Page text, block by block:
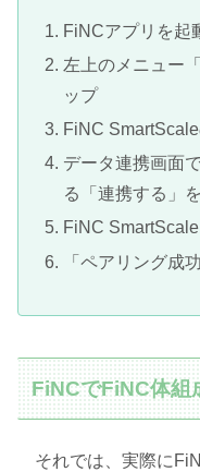
FiNCアプリを起
左上のメニュー
ップ
FiNC SmartScale
データ連携画面
る「連携する」
FiNC
「ペアリング成
FiNCでFiNC体組
それでは、実際に